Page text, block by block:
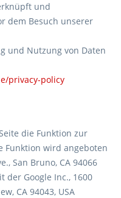
und
dem Besuch unserer
und Nutzung von Daten
privacy-policy
die Funktion zur
Funktion wird angeboten
San Bruno, CA 94066
der Google Inc., 1600
CA 94043, USA